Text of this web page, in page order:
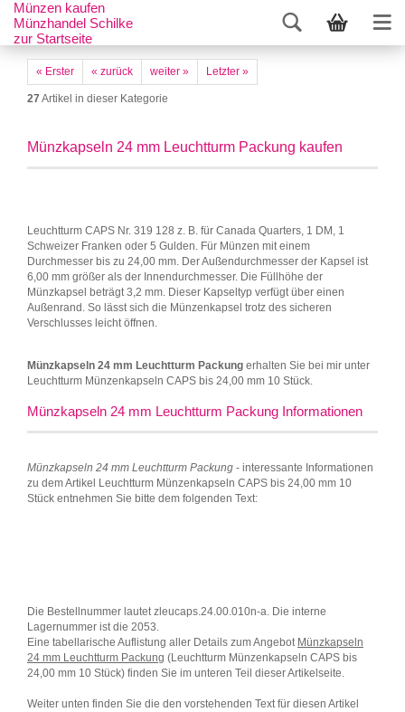
Münzen kaufen
Münzhandel Schilke
zur Startseite
« Erster « zurück weiter » Letzter »
27 Artikel in dieser Kategorie
Münzkapseln 24 mm Leuchtturm Packung kaufen
Leuchtturm CAPS Nr. 319 128 z. B. für Canada Quarters, 1 DM, 1
Schweizer Franken oder 5 Gulden. Für Münzen mit einem
Durchmesser bis zu 24,00 mm. Der Außendurchmesser der Kapsel ist
6,00 mm größer als der Innendurchmesser. Die Füllhöhe der
Münzkapsel beträgt 3,2 mm. Dieser Kapseltyp verfügt über einen
Außenrand. So lässt sich die Münzenkapsel trotz des sicheren
Verschlusses leicht öffnen.
Münzkapseln 24 mm Leuchtturm Packung erhalten Sie bei mir unter
Leuchtturm Münzenkapseln CAPS bis 24,00 mm 10 Stück.
Münzkapseln 24 mm Leuchtturm Packung Informationen
Münzkapseln 24 mm Leuchtturm Packung - interessante Informationen
zu dem Artikel Leuchtturm Münzenkapseln CAPS bis 24,00 mm 10
Stück entnehmen Sie bitte dem folgenden Text:
Die Bestellnummer lautet zleucaps.24.00.010n-a. Die interne
Lagernummer ist die 2053.
Eine tabellarische Auflistung aller Details zum Angebot Münzkapseln
24 mm Leuchtturm Packung (Leuchtturm Münzenkapseln CAPS bis
24,00 mm 10 Stück) finden Sie im unteren Teil dieser Artikelseite.
Weiter unten finden Sie die den vorstehenden Text für diesen Artikel